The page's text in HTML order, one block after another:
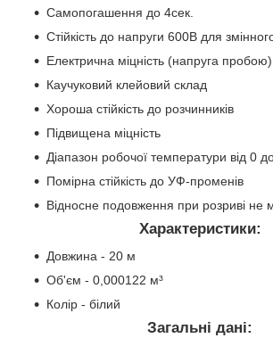
Самопогашення до 4сек.
Стійкість до напруги 600В для
Електрична міцність (напруга
Каучуковий клейовий склад
Хороша стійкість до розчинників
Підвищена міцність
Діапазон робочої температури від 0
Помірна стійкість до УФ-променів
Відносне подовження при розриві не
Характеристики:
Довжина - 20 м
Об'єм - 0,000122 м³
Колір - білий
Загальні дані: